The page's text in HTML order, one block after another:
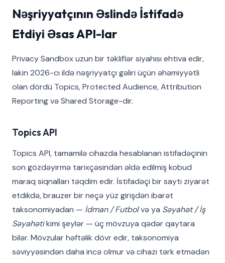
Nəşriyyatçının Əslində İstifadə
Etdiyi Əsas API-lar
Privacy Sandbox uzun bir təkliflər siyahısı ehtiva edir,
lakin 2026-cı ildə nəşriyyatçı gəliri üçün əhəmiyyətli
olan dördü Topics, Protected Audience, Attribution
Reporting və Shared Storage-dir.
Topics API
Topics API, tamamilə cihazda hesablanan istifadəçinin
son gözdəyirmə tarixçəsindən əldə edilmiş kobud
maraq siqnalları təqdim edir. İstifadəçi bir saytı ziyarət
etdikdə, brauzer bir neçə yüz girişdən ibarət
taksonomiyadan — İdman / Futbolvə ya Səyahət / İş
Səyahətikimi şeylər — üç mövzuya qədər qaytara
bilər. Mövzular həftəlik dövr edir, taksonomiya
səviyyəsindən daha incə olmur və cihazı tərk etmədən